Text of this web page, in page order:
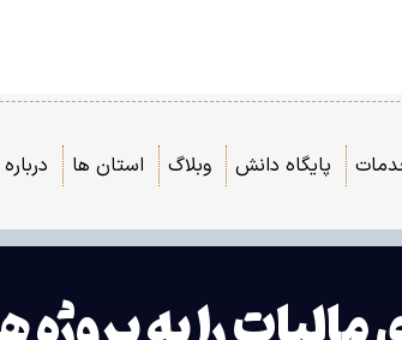
پایگاه دانش وبلاگ استان ها